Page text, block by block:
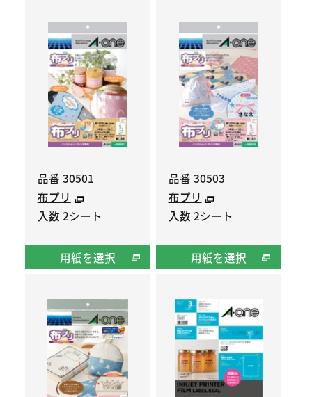
品番 30501
布プリ
入数 2シート
用紙を選択
品番 30503
布プリ
入数 2シート
用紙を選択